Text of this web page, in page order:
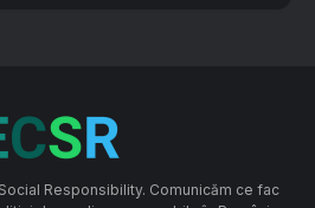
Responsibility. Comunicăm ce fac